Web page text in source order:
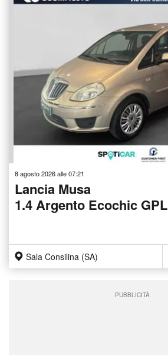
8 agosto 2026 alle 07:21
Lancia Musa
1.4 Argento Ecochic GPL
Sala Consilina (SA)
PUBBLICITÀ